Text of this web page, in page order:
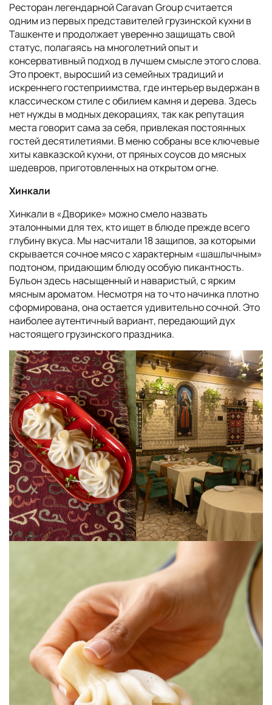
Ресторан легендарной Caravan Group считается
одним из первых представителей грузинской кухни в
Ташкенте и продолжает уверенно защищать свой
статус, полагаясь на многолетний опыт и
консервативный подход в лучшем смысле этого слова.
Это проект, выросший из семейных традиций и
искреннего гостеприимства, где интерьер выдержан в
классическом стиле с обилием камня и дерева. Здесь
нет нужды в модных декорациях, так как репутация
места говорит сама за себя, привлекая постоянных
гостей десятилетиями. В меню собраны все ключевые
хиты кавказской кухни, от пряных соусов до мясных
шедевров, приготовленных на открытом огне.
Хинкали
Хинкали в «Дворике» можно смело назвать
эталонными для тех, кто ищет в блюде прежде всего
глубину вкуса. Мы насчитали 18 защипов, за которыми
скрывается сочное мясо с характерным «шашлычным»
подтоном, придающим блюду особую пикантность.
Бульон здесь насыщенный и наваристый, с ярким
мясным ароматом. Несмотря на то что начинка плотно
сформирована, она остается удивительно сочной. Это
наиболее аутентичный вариант, передающий дух
настоящего грузинского праздника.